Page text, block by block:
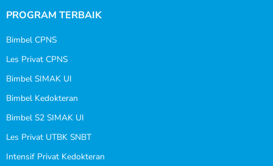
PROGRAM TERBAIK
Bimbel CPNS
Les Privat CPNS
Bimbel SIMAK UI
Bimbel Kedokteran
Bimbel S2 SIMAK UI
Les Privat UTBK SNBT
Intensif Privat Kedokteran